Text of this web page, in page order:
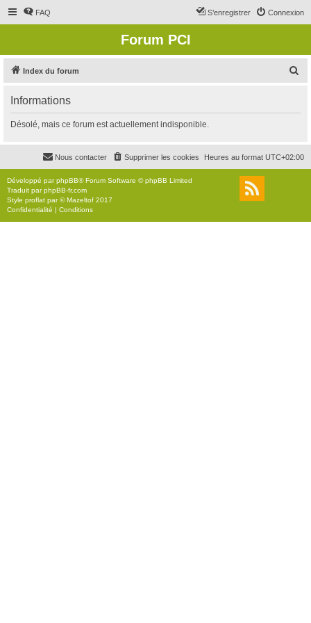
FAQ Connexion
S’enregistrer
Forum PCI
Index du forum
r
c
r
Informations
Désolé, mais ce forum est actuellement indisponible.
Heures au format UTC+02:00
Supprimer les cookies
Nous contacter
Développé parphpBB® Forum Software © phpBB Limited
Traduit parphpBB-fr.com
Style proflat par ©Mazeltof 2017
Confidentialité | Conditions